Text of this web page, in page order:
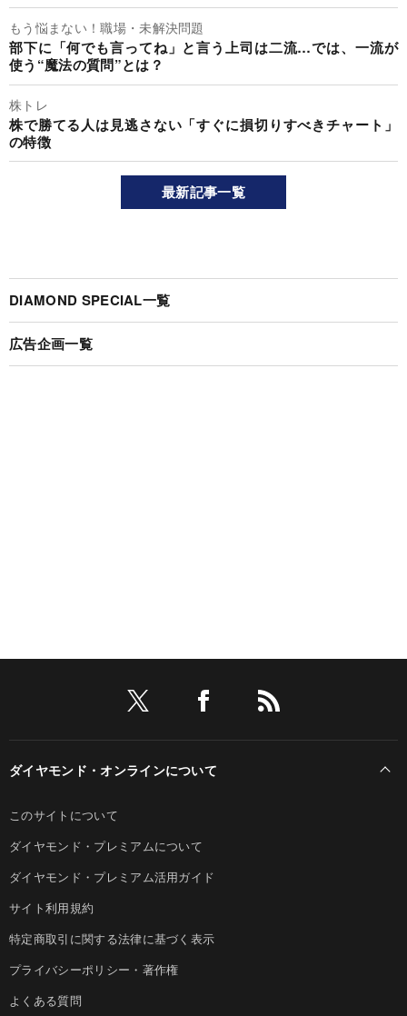
もう悩まない！職場・未解決問題
部下に「何でも言ってね」と言う上司は二流…では、一流が
使う“魔法の質問”とは？
株トレ
株で勝てる人は見逃さない「すぐに損切りすべきチャート」
の特徴
最新記事一覧
DIAMOND SPECIAL一覧
広告企画一覧
ダイヤモンド・オンラインについて
このサイトについて
ダイヤモンド・プレミアムについて
ダイヤモンド・プレミアム活用ガイド
サイト利用規約
特定商取引に関する法律に基づく表示
プライバシーポリシー・著作権
よくある質問